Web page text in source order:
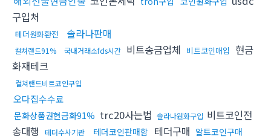
구입처
테더원화환전 솔라나판매
컬쳐랜드91% 국내거래소fds시간 비트송금업체 비트코인매입
현금
화재테크
컬쳐랜드비트코인구입
오다집수수료
문화상품권현금화91% trc20사는법 솔라나원화구입 비트코인전
송대행
테더수사기관 테더코인판매함 테더구매 알트코인구매